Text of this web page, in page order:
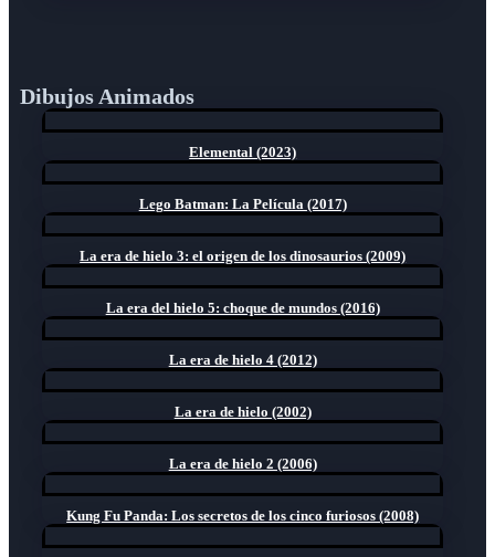
Dibujos Animados
Elemental (2023)
Lego Batman: La Película (2017)
La era de hielo 3: el origen de los dinosaurios (2009)
La era del hielo 5: choque de mundos (2016)
La era de hielo 4 (2012)
La era de hielo (2002)
La era de hielo 2 (2006)
Kung Fu Panda: Los secretos de los cinco furiosos (2008)